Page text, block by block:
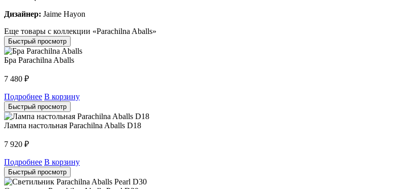
Дизайнер: Jaime Hayon
Еще товары с коллекции «Parachilna Aballs»
Быстрый просмотр
Бра Parachilna Aballs
7 480 ₽
Подробнее В корзину
Быстрый просмотр
Лампа настольная Parachilna Aballs D18
7 920 ₽
Подробнее В корзину
Быстрый просмотр